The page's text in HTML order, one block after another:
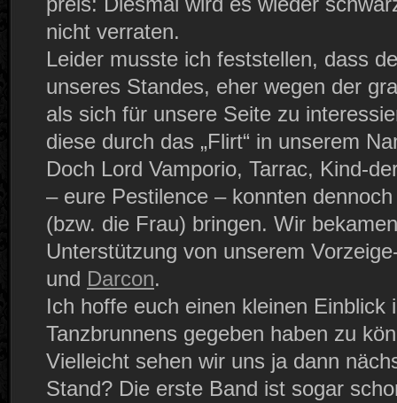
nicht verraten.
Leider musste ich feststellen, dass
unseres Standes, eher wegen der
als sich für unsere Seite zu
diese durch das „Flirt“ in unserem
Doch Lord Vamporio, Tarrac, Kind-
– eure Pestilence – konnten
(bzw. die Frau) bringen. Wir
Unterstützung von unserem
und Darcon.
Ich hoffe euch einen kleinen Einblick
Tanzbrunnens gegeben haben zu
Vielleicht sehen wir uns ja dann
Stand? Die erste Band ist sogar